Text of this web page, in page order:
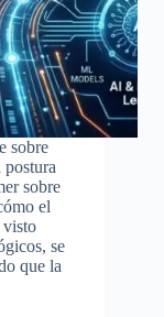
sobre
sobre
el
visto
se
que la